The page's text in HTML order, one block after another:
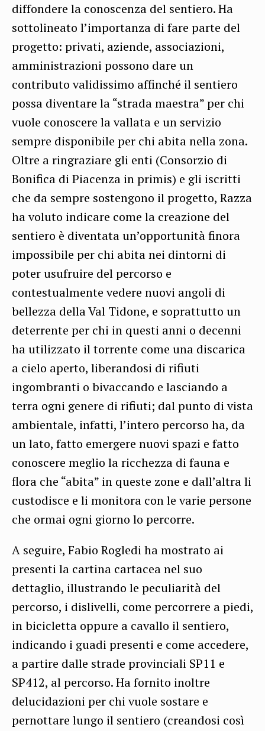
diffondere la conoscenza del sentiero. Ha
sottolineato l’importanza di fare parte del
progetto: privati, aziende, associazioni,
amministrazioni possono dare un
contributo validissimo affinché il sentiero
possa diventare la “strada maestra” per chi
vuole conoscere la vallata e un servizio
sempre disponibile per chi abita nella zona.
Oltre a ringraziare gli enti (Consorzio di
Bonifica di Piacenza in primis) e gli iscritti
che da sempre sostengono il progetto, Razza
ha voluto indicare come la creazione del
sentiero è diventata un’opportunità finora
impossibile per chi abita nei dintorni di
poter usufruire del percorso e
contestualmente vedere nuovi angoli di
bellezza della Val Tidone, e soprattutto un
deterrente per chi in questi anni o decenni
ha utilizzato il torrente come una discarica
a cielo aperto, liberandosi di rifiuti
ingombranti o bivaccando e lasciando a
terra ogni genere di rifiuti; dal punto di vista
ambientale, infatti, l’intero percorso ha, da
un lato, fatto emergere nuovi spazi e fatto
conoscere meglio la ricchezza di fauna e
flora che “abita” in queste zone e dall’altra li
custodisce e li monitora con le varie persone
che ormai ogni giorno lo percorre.
A seguire, Fabio Rogledi ha mostrato ai
presenti la cartina cartacea nel suo
dettaglio, illustrando le peculiarità del
percorso, i dislivelli, come percorrere a piedi,
in bicicletta oppure a cavallo il sentiero,
indicando i guadi presenti e come accedere,
a partire dalle strade provinciali SP11 e
SP412, al percorso. Ha fornito inoltre
delucidazioni per chi vuole sostare e
pernottare lungo il sentiero (creandosi così